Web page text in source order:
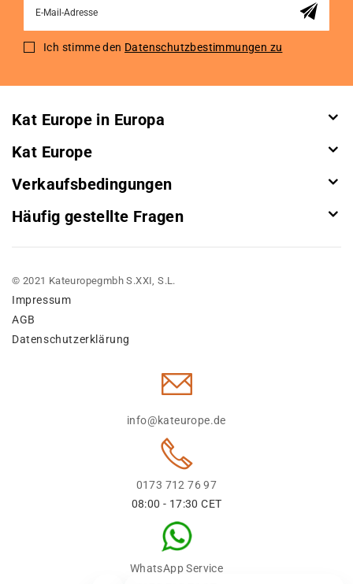
for
Ich stimme den Datenschutzbestimmungen zu
Kat Europe in Europa
Kat Europe
Verkaufsbedingungen
Häufig gestellte Fragen
© 2021 Kateuropegmbh S.XXI, S.L.
Impressum
AGB
Datenschutzerklärung
info@kateurope.de
0173 712 76 97
08:00 - 17:30 CET
WhatsApp Service